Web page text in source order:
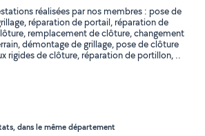
réalisées par nos membres : pose de
réparation de portail, réparation de
remplacement de clôture, changement
démontage de grillage, pose de clôture
rigides de clôture, réparation de portillon, ..
dans le même département